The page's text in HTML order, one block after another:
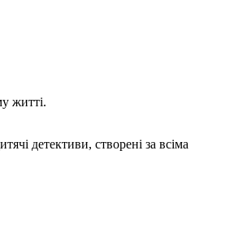
житті.
детективи, створені за всіма